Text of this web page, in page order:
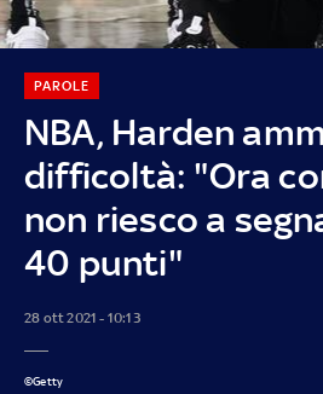
NBA, Harden
difficoltà: "Ora
non riesco a
40 punti"
PAROLE
28 ott 2021 - 10:13
©Getty